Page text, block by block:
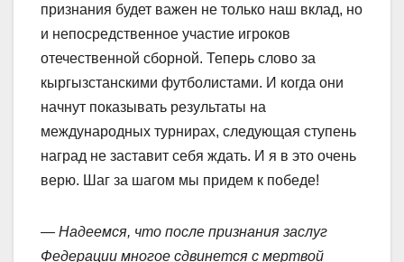
признания будет важен не только наш вклад, но
и непосредственное участие игроков
отечественной сборной. Теперь слово за
кыргызстанскими футболистами. И когда они
начнут показывать результаты на
международных турнирах, следующая ступень
наград не заставит себя ждать. И я в это очень
верю. Шаг за шагом мы придем к победе!
— Надеемся, что после признания заслуг
Федерации многое сдвинется с мертвой